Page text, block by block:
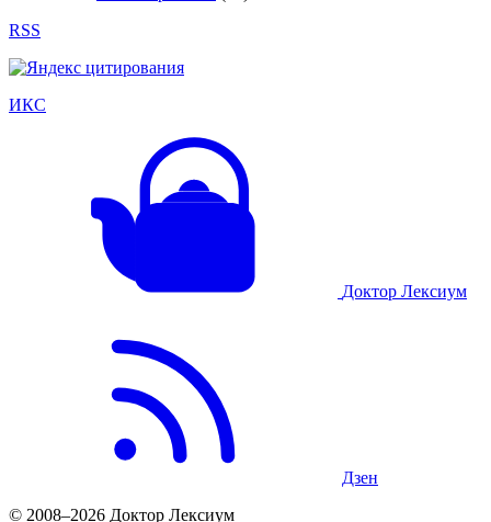
RSS
ИКС
Доктор Лексиум
Дзен
© 2008–2026 Доктор Лексиум